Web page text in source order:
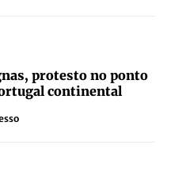
protesto no ponto
continental